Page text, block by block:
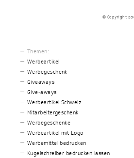
© Copyright
Themen:
Werbeartikel
Werbegeschenk
Giveaways
Give-aways
Werbeartikel Schweiz
Mitarbeitergeschenk
Werbegeschenke
Werbeartikel mit Logo
Werbemittel bedrucken
Kugelschreiber bedrucken lassen